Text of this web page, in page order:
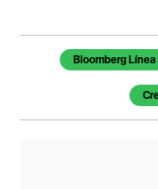
Temas de este
Bloomberg Línea